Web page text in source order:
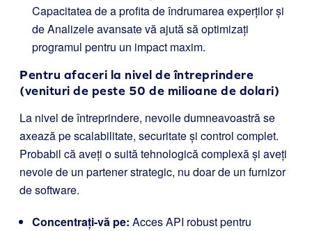
Capacitatea de a profita de îndrumarea experților și
de Analizele avansate vă ajută să optimizați
programul pentru un impact maxim.
Pentru afaceri la nivel de întreprindere
(venituri de peste 50 de milioane de dolari)
La nivel de întreprindere, nevoile dumneavoastră se
axează pe scalabilitate, securitate și control complet.
Probabil că aveți o suită tehnologică complexă și aveți
nevoie de un partener strategic, nu doar de un furnizor
de software.
Concentrați-vă pe: Acces API robust pentru